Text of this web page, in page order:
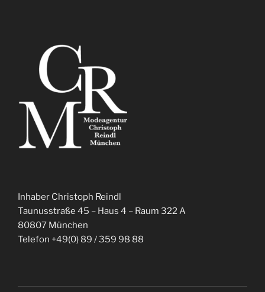
Inhaber Christoph Reindl
Taunusstraße 45 – Haus 4 – Raum 322 A
80807 München
Telefon +49(0) 89 / 359 98 88